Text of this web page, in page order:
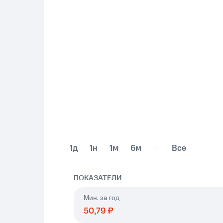
1д 1н 1м 6м Все
ПОКАЗАТЕЛИ
год
50,79 ₽